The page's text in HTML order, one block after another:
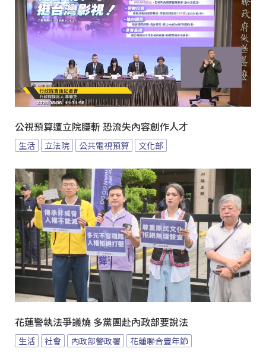
公視預算遭立院腰斬 恐流失內容創作人才
生活 立法院 公共電視預算 文化部
花蓮警執法爭議燒 多黨團赴內政部要說法
生活 社會 內政部警政署 花蓮聯合豐年節